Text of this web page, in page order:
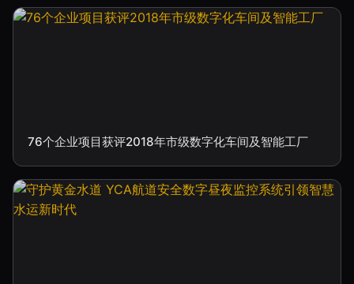
76个企业项目获评2018年市级数字化车间及智能工厂